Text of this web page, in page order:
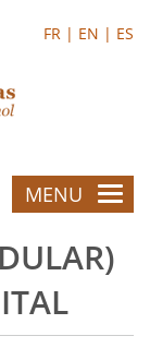
FR | EN | ES
MENU